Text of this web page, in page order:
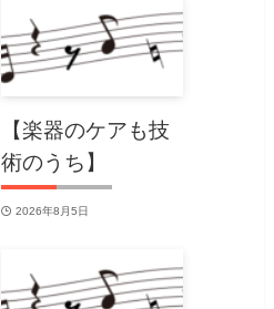
【楽器のケアも技
術のうち】
2026年8月5日